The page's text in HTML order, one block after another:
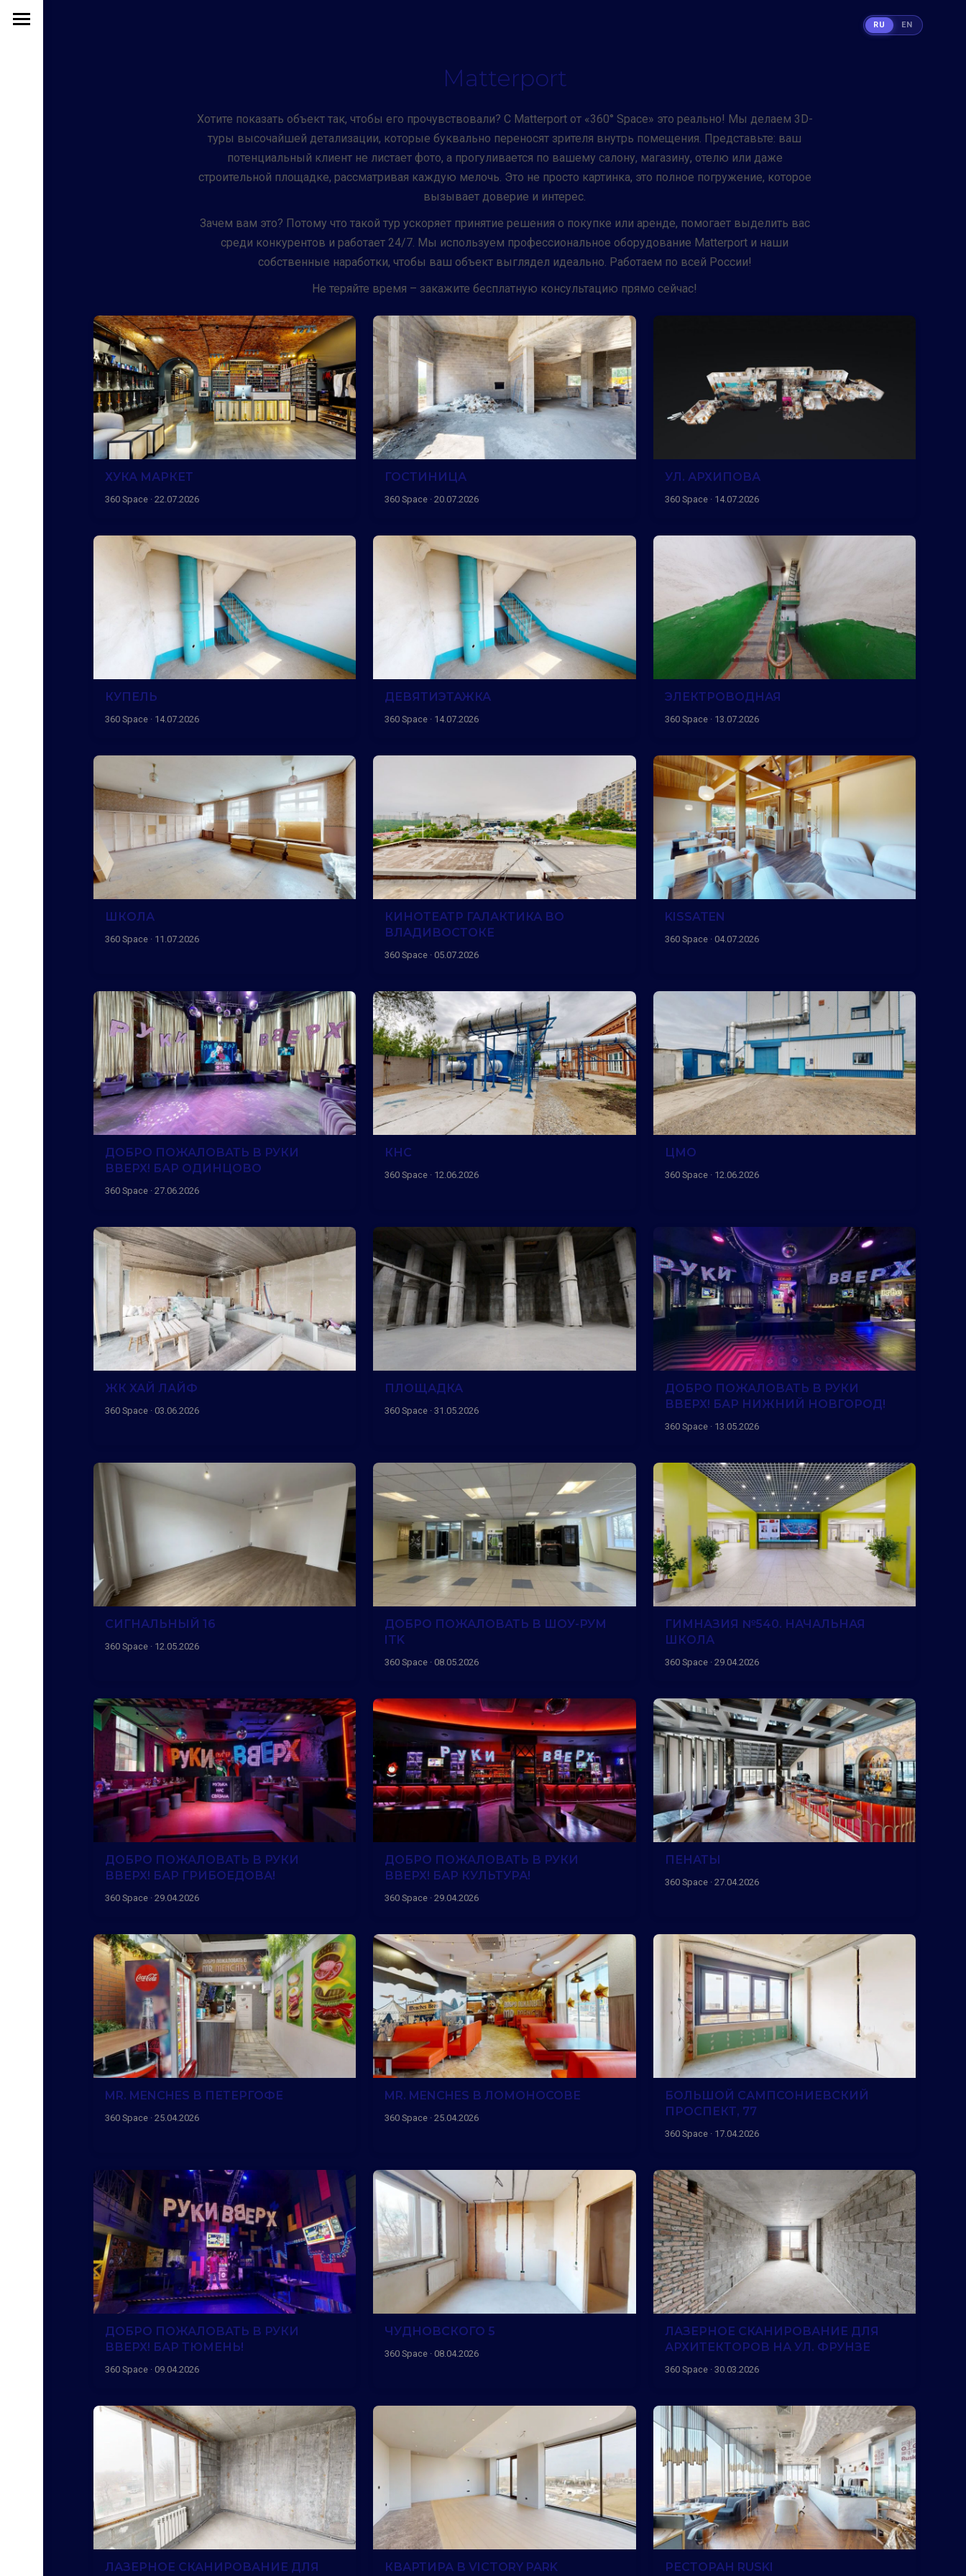
Matterport
Хотите показать объект так, чтобы его прочувствовали? С Matterport от «360° Space» это реально! Мы делаем 3D-
туры высочайшей детализации, которые буквально переносят зрителя внутрь помещения. Представьте: ваш
потенциальный клиент не листает фото, а прогуливается по вашему салону, магазину, отелю или даже
строительной площадке, рассматривая каждую мелочь. Это не просто картинка, это полное погружение, которое
вызывает доверие и интерес.
Зачем вам это? Потому что такой тур ускоряет принятие решения о покупке или аренде, помогает выделить вас
среди конкурентов и работает 24/7. Мы используем профессиональное оборудование Matterport и наши
собственные наработки, чтобы ваш объект выглядел идеально. Работаем по всей России!
Не теряйте время – закажите бесплатную консультацию прямо сейчас!
ХУКА МАРКЕТ
360 Space · 22.07.2026
ГОСТИНИЦА
360 Space · 20.07.2026
УЛ. АРХИПОВА
360 Space · 14.07.2026
КУПЕЛЬ
360 Space · 14.07.2026
ДЕВЯТИЭТАЖКА
360 Space · 14.07.2026
ЭЛЕКТРОВОДНАЯ
360 Space · 13.07.2026
ШКОЛА
360 Space · 11.07.2026
КИНОТЕАТР ГАЛАКТИКА ВО
ВЛАДИВОСТОКЕ
360 Space · 05.07.2026
KISSATEN
360 Space · 04.07.2026
ДОБРО ПОЖАЛОВАТЬ В РУКИ
ВВЕРХ! БАР ОДИНЦОВО
360 Space · 27.06.2026
КНС
360 Space · 12.06.2026
ЦМО
360 Space · 12.06.2026
ЖК ХАЙ ЛАЙФ
360 Space · 03.06.2026
ПЛОЩАДКА
360 Space · 31.05.2026
ДОБРО ПОЖАЛОВАТЬ В РУКИ
ВВЕРХ! БАР НИЖНИЙ НОВГОРОД!
360 Space · 13.05.2026
СИГНАЛЬНЫЙ 16
360 Space · 12.05.2026
ДОБРО ПОЖАЛОВАТЬ В ШОУ-РУМ
ITK
360 Space · 08.05.2026
ГИМНАЗИЯ №540. НАЧАЛЬНАЯ
ШКОЛА
360 Space · 29.04.2026
ДОБРО ПОЖАЛОВАТЬ В РУКИ
ВВЕРХ! БАР ГРИБОЕДОВА!
360 Space · 29.04.2026
ДОБРО ПОЖАЛОВАТЬ В РУКИ
ВВЕРХ! БАР КУЛЬТУРА!
360 Space · 29.04.2026
ПЕНАТЫ
360 Space · 27.04.2026
MR. MENCHES В ПЕТЕРГОФЕ
360 Space · 25.04.2026
MR. MENCHES В ЛОМОНОСОВЕ
360 Space · 25.04.2026
БОЛЬШОЙ САМПСОНИЕВСКИЙ
ПРОСПЕКТ, 77
360 Space · 17.04.2026
ДОБРО ПОЖАЛОВАТЬ В РУКИ
ВВЕРХ! БАР ТЮМЕНЬ!
360 Space · 09.04.2026
ЧУДНОВСКОГО 5
360 Space · 08.04.2026
ЛАЗЕРНОЕ СКАНИРОВАНИЕ ДЛЯ
АРХИТЕКТОРОВ НА УЛ. ФРУНЗЕ
360 Space · 30.03.2026
ЛАЗЕРНОЕ СКАНИРОВАНИЕ ДЛЯ КВАРТИРА В VICTORY PARK РЕСТОРАН RUSKI
RU EN